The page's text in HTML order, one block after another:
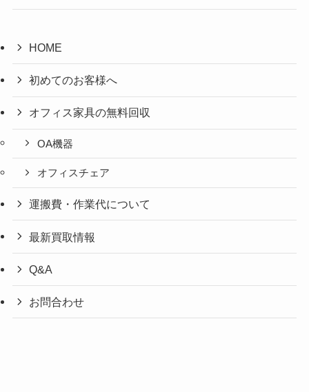
HOME
初めてのお客様へ
オフィス家具の無料回収
OA機器
オフィスチェア
運搬費・作業代について
最新買取情報
Q&A
お問合わせ